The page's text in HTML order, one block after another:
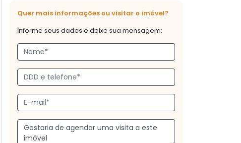
Quer mais informações ou visitar o imóvel?
Informe seus dados e deixe sua mensagem: